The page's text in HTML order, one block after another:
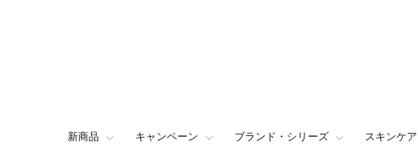
新商品 キャンペーン ブランド・シリーズ スキンケア